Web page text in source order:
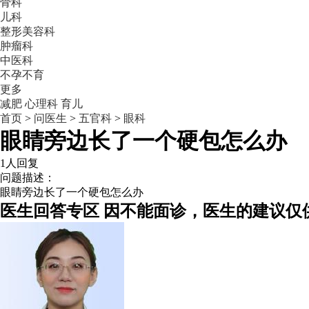
骨科
儿科
整形美容科
肿瘤科
中医科
不孕不育
更多
减肥 心理科 育儿
首页 > 问医生 > 五官科 > 眼科
眼睛旁边长了一个硬包怎么办
1人回复
问题描述：
眼睛旁边长了一个硬包怎么办
医生回答专区 因不能面诊，医生的建议仅